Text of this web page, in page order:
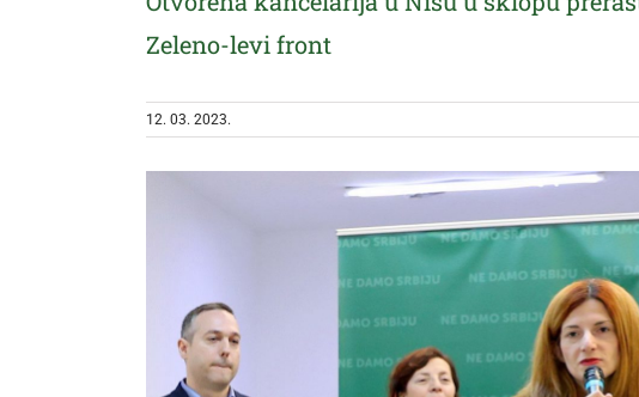
Zeleno-levi front
12. 03. 2023.